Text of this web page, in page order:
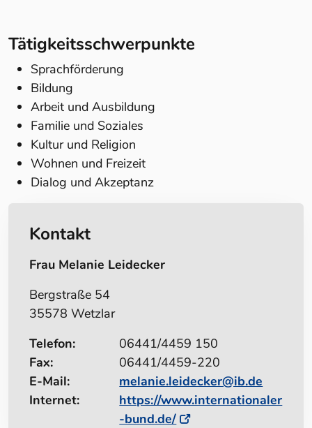
Tätigkeitsschwerpunkte
Sprachförderung
Bildung
Arbeit und Ausbildung
Familie und Soziales
Kultur und Religion
Wohnen und Freizeit
Dialog und Akzeptanz
Kontakt
Frau Melanie Leidecker
Bergstraße 54
35578 Wetzlar
Telefon:
06441/4459 150
Fax:
06441/4459-220
E-Mail:
melanie.leidecker@ib.de
Internet:
https://www.internationaler
-bund.de/